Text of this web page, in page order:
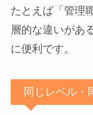
たとえば「管理
層的な違いがあ
に便利です。
同じレベル・